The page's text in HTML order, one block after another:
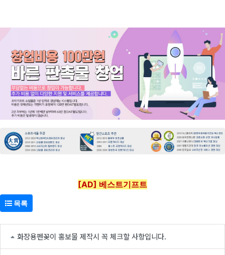
[AD] 베스트기프트
목록
화장용펜꽂이 홍보물 제작시 꼭 체크할 사항입니다.